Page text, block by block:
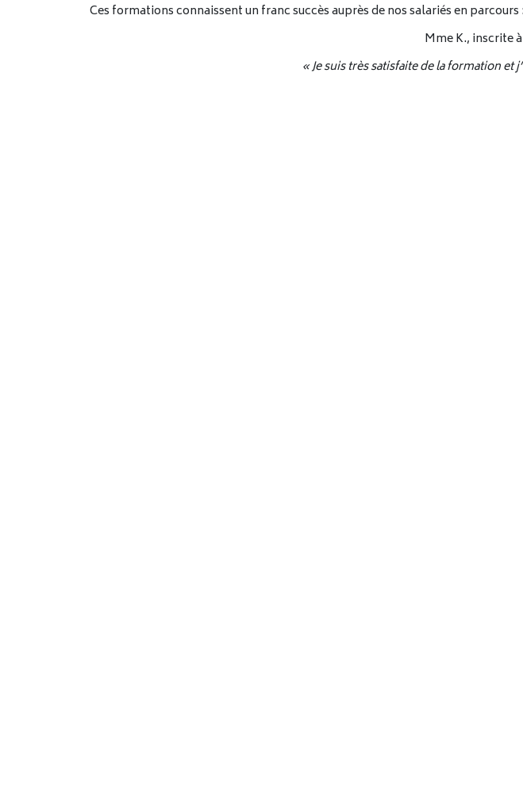
Ces formations connaissent un franc succès auprès de nos salariés en parcours :
Mme K., inscrite
« Je suis très satisfaite de la formation